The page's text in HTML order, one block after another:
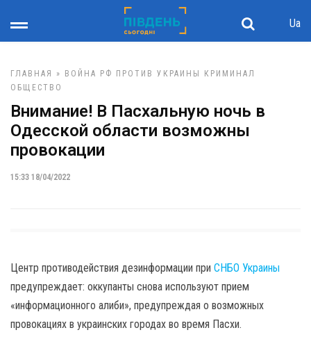
Ua
ГЛАВНАЯ » ВОЙНА РФ ПРОТИВ УКРАИНЫ
КРИМИНАЛ
ОБЩЕСТВО
Внимание! В Пасхальную ночь в
Одесской области возможны
провокации
15:33 18/04/2022
Центр противодействия дезинформации при СНБО Украины
предупреждает: оккупанты снова используют прием
«информационного алиби», предупреждая о возможных
провокациях в украинских городах во время Пасхи.